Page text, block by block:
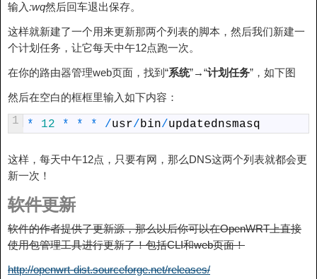
输入:wq然后回车退出保存。
这样就新建了一个用来更新那两个列表的脚本，然后我们新建一
个计划任务，让它每天中午12点跑一次。
在你的路由器管理web页面，找到“系统”→“计划任务”，如下图
然后在空白的框框里输入如下内容：
1 * 12 * * * /usr/bin/updatednsmasq
这样，每天中午12点，只要有网，那么DNS这两个列表就都会更
新一次！
软件更新
软件的作者提供了更新源，那么以后你可以在OpenWRT上直接
使用包管理工具进行更新了！包括CLI和web页面！
http://openwrt-dist.sourceforge.net/releases/